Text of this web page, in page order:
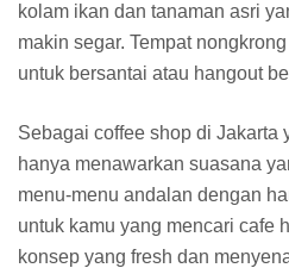
kolam ikan dan tanaman asri
makin segar. Tempat
untuk bersantai atau hangout
Sebagai coffee shop di Jakarta
hanya menawarkan suasana
menu-menu andalan dengan
untuk kamu yang mencari cafe
konsep yang fresh dan